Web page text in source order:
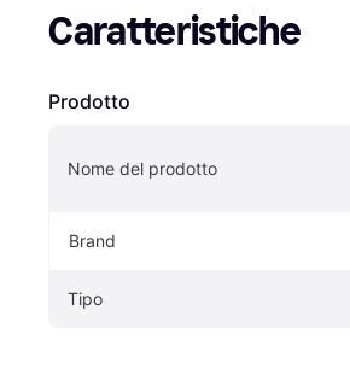
Caratteristiche
Prodotto
Nome del prodotto
Brand
Tipo